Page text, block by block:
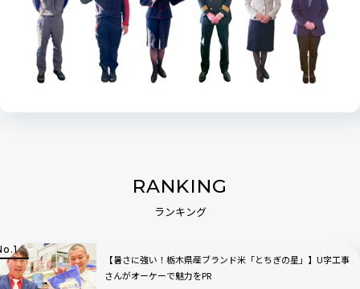
RANKING
ランキング
【暑さに強い！栃木県産ブランド米「とちぎの星」】U字工事
さんがオーケーで魅力をPR